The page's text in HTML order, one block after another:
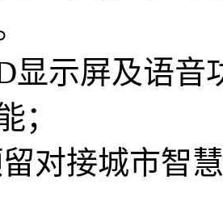
显示屏及语音
；
对接城市智